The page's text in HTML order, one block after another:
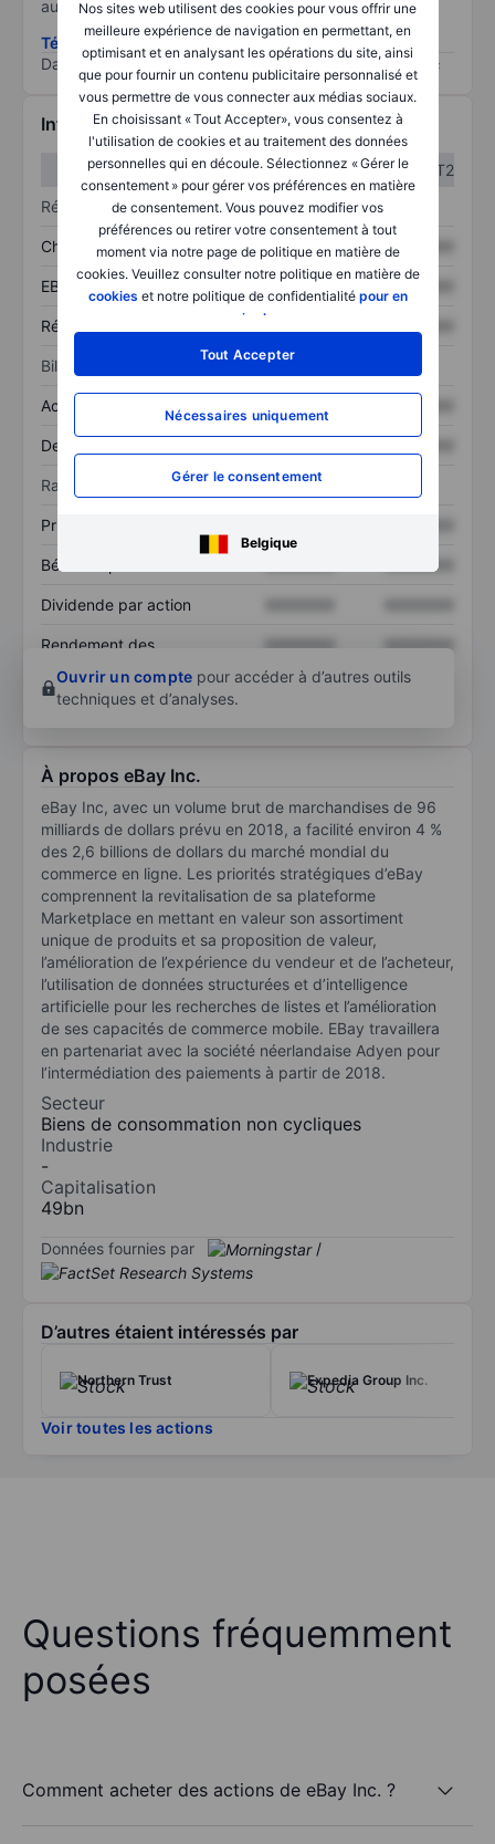
Nos sites web utilisent des cookies pour vous offrir une
meilleure expérience de navigation en permettant, en
optimisant et en analysant les opérations du site, ainsi
que pour fournir un contenu publicitaire personnalisé et
vous permettre de vous connecter aux médias sociaux.
En choisissant « Tout Accepter», vous consentez à
l'utilisation de cookies et au traitement des données
personnelles qui en découle. Sélectionnez « Gérer le
consentement » pour gérer vos préférences en matière
de consentement. Vous pouvez modifier vos
préférences ou retirer votre consentement à tout
moment via notre page de politique en matière de
cookies. Veuillez consulter notre politique en matière de
cookies et notre politique de confidentialité pour en
savoir plus
Tout Accepter
Nécessaires uniquement
Gérer le consentement
Belgique
au risque le plus élevé).
Télécharger la méthodologie ESG (en anglais)
Data provided by
/
Informations financières
T1
T2
Résultats
Chiffre d’affaires XXXXXXX XXXXXXX
EBITDA XXXXXXX
Résultat net
Bilan
Actif total
Dette totale
Ratios
Prix / ventes
Bénéfice par action XXXXXXX
Dividende par action
Rendement des
XXXXXXX
XXXXXXX
Ouvrir un compte pour accéder à d’autres outils
techniques et d’analyses.
À propos eBay Inc.
eBay Inc, avec un volume brut de marchandises de 96
milliards de dollars prévu en 2018, a facilité environ 4 %
des 2,6 billions de dollars du marché mondial du
commerce en ligne. Les priorités stratégiques d’eBay
comprennent la revitalisation de sa plateforme
Marketplace en mettant en valeur son assortiment
unique de produits et sa proposition de valeur,
l’amélioration de l’expérience du vendeur et de l’acheteur,
l’utilisation de données structurées et d’intelligence
artificielle pour les recherches de listes et l’amélioration
de ses capacités de commerce mobile. EBay travaillera
en partenariat avec la société néerlandaise Adyen pour
l’intermédiation des paiements à partir de 2018.
Secteur
Biens de consommation non cycliques
Industrie
-
Capitalisation
49bn
Données fournies par /
D’autres étaient intéressés par
Northern Trust Expedia Group Inc.
Voir toutes les actions
Questions fréquemment
posées
Comment acheter des actions de eBay Inc. ?